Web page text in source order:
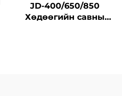
JD-400/650/850
Хөдөөгийн савны